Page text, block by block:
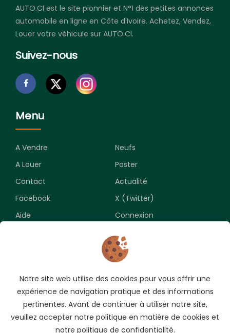
AUTO.CI est le site pionnier et N°1 des petites annonces
automobile en ligne en Côte d'Ivoire. Achetez, Vendez,
Louer votre véhicule sur AUTO.CI.
Suivez-nous
Menu
A Vendre
Neufs
A Louer
Poster
Contact
Actualité
Facebook
X (Twitter)
Aide
Connexion
Souscrivez pour recevoir les meilleures opportunités.
Notre site web utilise des cookies pour vous offrir une
expérience de navigation pratique et des informations
pertinentes. Avant de continuer à utiliser notre site,
veuillez accepter notre politique en matière de cookies et
notre politique de confidentialité.